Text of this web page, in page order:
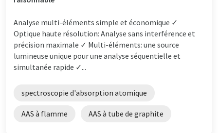
Analyse multi-éléments simple et économique ✓
Optique haute résolution: Analyse sans interférence et
précision maximale ✓ Multi-éléments: une source
lumineuse unique pour une analyse séquentielle et
simultanée rapide ✓...
spectroscopie d'absorption atomique
AAS à flamme AAS à tube de graphite